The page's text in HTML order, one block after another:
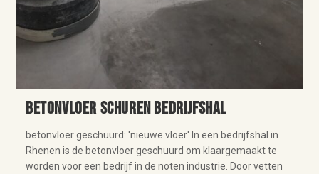
Betonvloer schuren bedrijfshal
betonvloer geschuurd: 'nieuwe vloer' In een bedrijfshal in
Rhenen is de betonvloer geschuurd om klaargemaakt te
worden voor een bedrijf in de noten industrie. Door vetten